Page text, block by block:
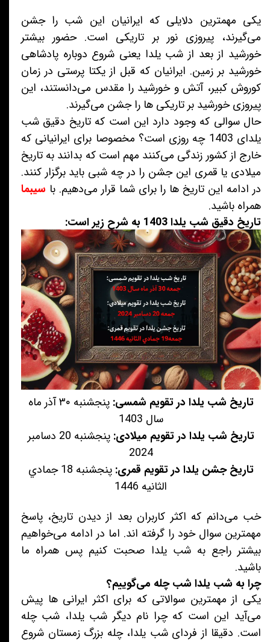
یکی مهمترین دلایلی که ایرانیان این شب را جشن
می‌گیرند، پیروزی نور بر تاریکی است. حضور بیشتر
خورشید از بعد از شب یلدا یعنی شروع دوباره پادشاهی
خورشید بر زمین. ایرانیان که قبل از یکتا پرستی در زمان
کوروش کبیر، آتش و خورشید را مقدس می‌دانستند، این
پیروزی خورشید بر تاریکی ها را جشن می‌گیرند.
حال سوالی که وجود دارد این است که تاریخ دقیق شب
یلدای 1403 چه روزی است؟ مخصوصا برای ایرانیانی که
خارج از کشور زندگی می‌کنند مهم است که بدانند به تاریخ
میلادی یا قمری این جشن را در چه شبی باید برگزار کنند.
در ادامه این تاریخ ها را برای شما قرار می‌دهیم. با سیبما
همراه باشید.
تاریخ دقیق شب یلدا 1403 به شرح زیر است:
تاریخ شب یلدا در تقویم شمسی:
پنجشنبه ۳۰ آذر ماه
سال 1403
تاریخ شب یلدا در تقویم میلادی:
پنجشنبه 20 دسامبر
2024
تاریخ جشن یلدا در تقویم قمری:
پنجشنبه 18 جمادي
الثانیه 1446
خب می‌دانم که اکثر کاربران بعد از دیدن تاریخ، پاسخ
مهمترین سوال خود را گرفته اند. اما در ادامه می‌خواهیم
بیشتر راجع به شب یلدا صحبت کنیم پس همراه ما
باشید.
چرا به شب یلدا شب چله می‌گوییم؟
یکی از مهمترین سوالاتی که برای اکثر ایرانی ها پیش
می‌آید این است که چرا نام دیگر شب یلدا، شب چله
است. دقیقا از فردای شب یلدا، چله بزرگ زمستان شروع